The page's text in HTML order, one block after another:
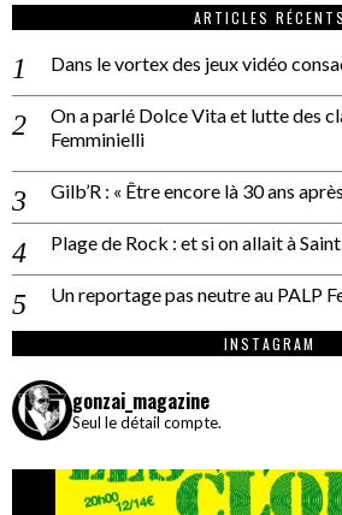
ARTICLES RÉCENTS
Dans le vortex des jeux vidéo
On a parlé Dolce Vita et lutte des
Femminielli
Gilb’R : « Être encore là 30 ans
Plage de Rock : et si on allait à
Un reportage pas neutre au PALP
INSTAGRAM
gonzai_magazine
Seul le détail compte.